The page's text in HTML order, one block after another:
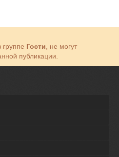
Гости, не могут
публикации.